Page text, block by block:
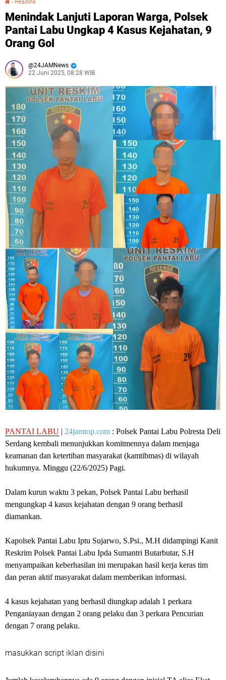
› Headline
Menindak Lanjuti Laporan Warga, Polsek
Pantai Labu Ungkap 4 Kasus Kejahatan, 9
Orang Gol
24JAMNews
22 Juni 2025, 08:28 WIB
PANTAI LABU | 24jamtop.com : Polsek Pantai Labu Polresta Deli
Serdang kembali menunjukkan komitmennya dalam menjaga
keamanan dan ketertiban masyarakat (kamtibmas) di wilayah
hukumnya. Minggu (22/6/2025) Pagi.
Dalam kurun waktu 3 pekan, Polsek Pantai Labu berhasil
mengungkap 4 kasus kejahatan dengan 9 orang berhasil
diamankan.
Kapolsek Pantai Labu Iptu Sujarwo, S.Psi., M.H didampingi Kanit
Reskrim Polsek Pantai Labu Ipda Sumantri Butarbutar, S.H
menyampaikan keberhasilan ini merupakan hasil kerja keras tim
dan peran aktif masyarakat dalam memberikan informasi.
4 kasus kejahatan yang berhasil diungkap adalah 1 perkara
Penganiayaan dengan 2 orang pelaku dan 3 perkara Pencurian
dengan 7 orang pelaku.
masukkan script iklan disini